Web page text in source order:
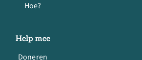
Hoe?
Help mee
Doneren